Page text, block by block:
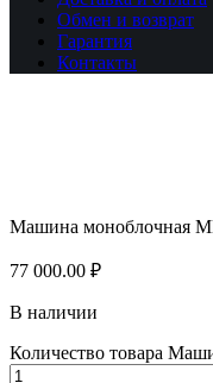
Обмен и возврат
Гарантия
Контакты
Машина моноблочная
77 000.00 ₽
В наличии
Количество товара